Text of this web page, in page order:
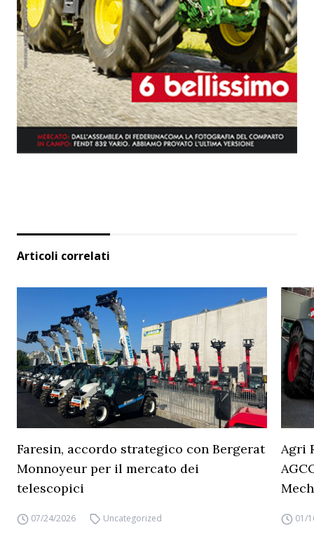
Articoli correlati
Faresin, accordo strategico con Bergerat
Monnoyeur per il mercato dei
telescopici
07/24/2026 Uncategorized
Agri
01/